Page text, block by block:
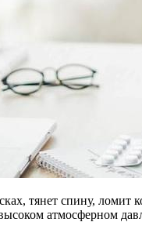
тянет спину, ломит
атмосферном